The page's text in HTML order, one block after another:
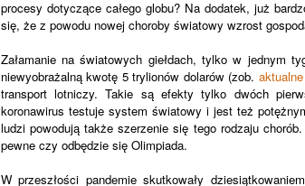
procesy dotyczące całego globu? Na dodatek, już
się, że z powodu nowej choroby światowy wzrost
Załamanie na światowych giełdach, tylko w jednym
niewyobrażalną kwotę 5 trylionów dolarów (zob.
transport lotniczy. Takie są efekty tylko dwóch
koronawirus testuje system światowy i jest też
ludzi powodują także szerzenie się tego rodzaju
pewne czy odbędzie się Olimpiada.
W przeszłości pandemie skutkowały